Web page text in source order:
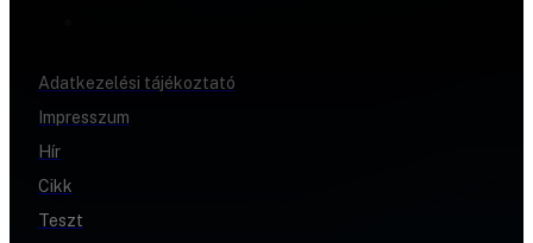
Adatkezelési tájékoztató
Impresszum
Hír
Cikk
Teszt